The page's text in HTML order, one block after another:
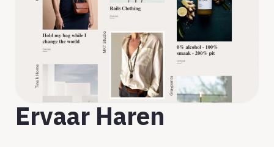
Ervaar Haren